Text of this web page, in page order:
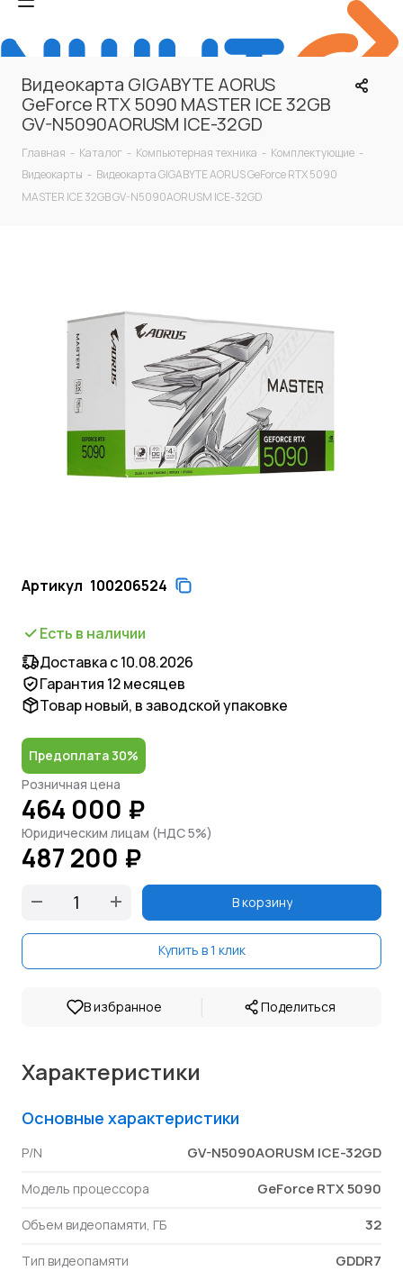
Видеокарта GIGABYTE AORUS
GeForce RTX 5090 MASTER ICE 32GB
GV-N5090AORUSM ICE-32GD
Главная - Каталог - Компьютерная техника - Комплектующие -
Видеокарты - Видеокарта GIGABYTE AORUS GeForce RTX 5090
MASTER ICE 32GB GV-N5090AORUSM ICE-32GD
Артикул 100206524
Есть в наличии
Доставка с 10.08.2026
Гарантия 12 месяцев
Товар новый, в заводской упаковке
Предоплата 30%
Розничная цена
464 000 ₽
Юридическим лицам (НДС 5%)
487 200 ₽
В корзину
Купить в 1 клик
В избранное | Поделиться
Характеристики
Основные характеристики
P/N GV-N5090AORUSM ICE-32GD
Модель процессора GeForce RTX 5090
Объем видеопамяти, ГБ 32
Тип видеопамяти GDDR7